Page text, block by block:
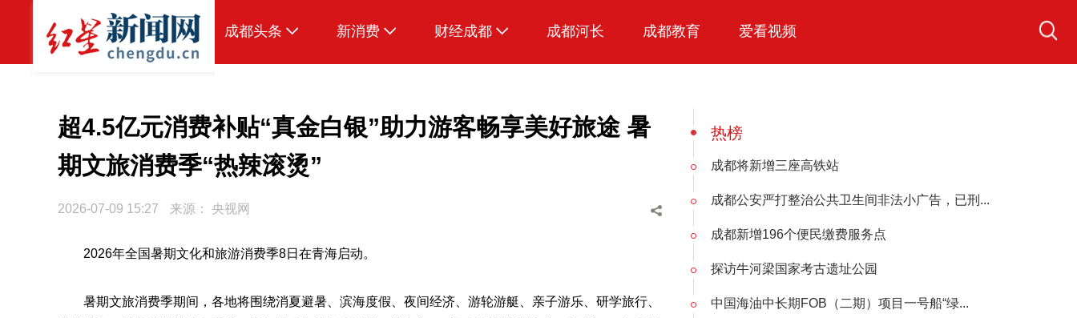
成都头条
本地
国内
传真机
新消费 财经成都 成都河长 成都教育 爱看视频
超4.5亿元消费补贴“真金白银”助力游客畅享美好旅途 暑
期文旅消费季“热辣滚烫”
2026-07-09 15:27 来源： 央视网
2026年全国暑期文化和旅游消费季8日在青海启动。
暑期文旅消费季期间，各地将围绕消夏避暑、滨海度假、夜间经济、游轮游艇、亲子游乐、研学旅行、
热榜
成都将新增三座高铁站
成都公安严打整治公共卫生间非法小广告，已刑...
成都新增196个便民缴费服务点
探访牛河梁国家考古遗址公园
中国海油中长期FOB（二期）项目一号船“绿...